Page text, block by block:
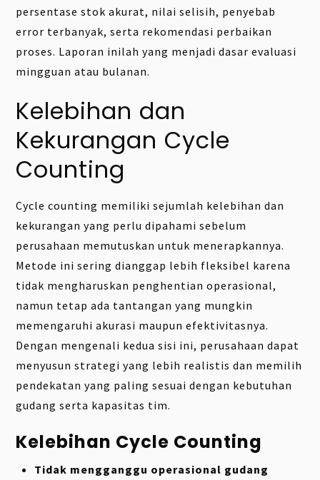
persentase stok akurat, nilai selisih, penyebab
error terbanyak, serta rekomendasi perbaikan
proses. Laporan inilah yang menjadi dasar evaluasi
mingguan atau bulanan.
Kelebihan dan
Kekurangan Cycle
Counting
Cycle counting memiliki sejumlah kelebihan dan
kekurangan yang perlu dipahami sebelum
perusahaan memutuskan untuk menerapkannya.
Metode ini sering dianggap lebih fleksibel karena
tidak mengharuskan penghentian operasional,
namun tetap ada tantangan yang mungkin
memengaruhi akurasi maupun efektivitasnya.
Dengan mengenali kedua sisi ini, perusahaan dapat
menyusun strategi yang lebih realistis dan memilih
pendekatan yang paling sesuai dengan kebutuhan
gudang serta kapasitas tim.
Kelebihan Cycle Counting
Tidak mengganggu operasional gudang